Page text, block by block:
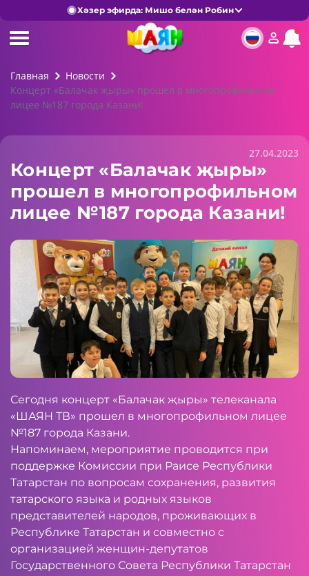
Хәзер эфирда: Мишо белән Робин
Главная
Новости
Концерт «Балачак җыры» прошел в многопрофильном
лицее №187 города Казани!
27.04.2023
Концерт «Балачак җыры»
прошел в многопрофильном
лицее №187 города Казани!
Сегодня концерт «Балачак җыры» телеканала
«ШАЯН ТВ» прошел в многопрофильном лицее
№187 города Казани.
Напоминаем, мероприятие проводится при
поддержке Комиссии при Раисе Республики
Татарстан по вопросам сохранения, развития
татарского языка и родных языков
представителей народов, проживающих в
Республике Татарстан и совместно с
организацией женщин-депутатов
Государственного Совета Республики Татарстан